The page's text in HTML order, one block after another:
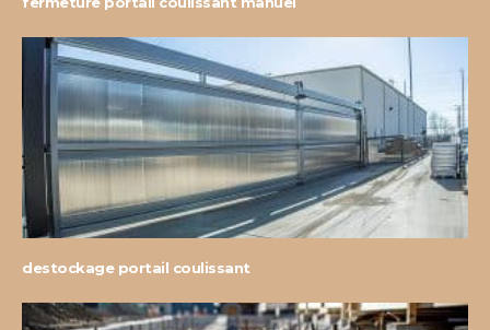
destockage portail coulissant